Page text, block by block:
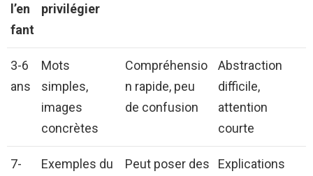
l’en
fant
privilégier
3-6
ans
Mots
simples,
images
concrètes
Compréhensio
n rapide, peu
de confusion
Abstraction
difficile,
attention
courte
7-
Exemples du
Peut poser des
Explications